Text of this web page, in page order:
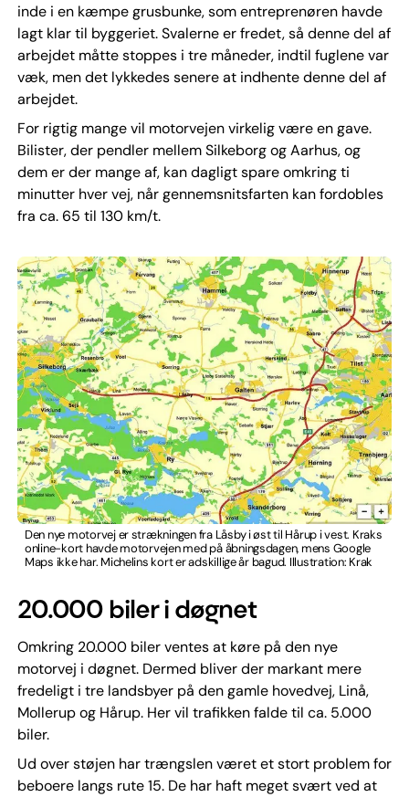
inde i en kæmpe grusbunke, som entreprenøren havde
lagt klar til byggeriet. Svalerne er fredet, så denne del af
arbejdet måtte stoppes i tre måneder, indtil fuglene var
væk, men det lykkedes senere at indhente denne del af
arbejdet.
For rigtig mange vil motorvejen virkelig være en gave.
Bilister, der pendler mellem Silkeborg og Aarhus, og
dem er der mange af, kan dagligt spare omkring ti
minutter hver vej, når gennemsnitsfarten kan fordobles
fra ca. 65 til 130 km/t.
Den nye motorvej er strækningen fra Låsby i øst til Hårup i vest. Kraks
online-kort havde motorvejen med på åbningsdagen, mens Google
Maps ikke har. Michelins kort er adskillige år bagud. Illustration: Krak
20.000 biler i døgnet
Omkring 20.000 biler ventes at køre på den nye
motorvej i døgnet. Dermed bliver der markant mere
fredeligt i tre landsbyer på den gamle hovedvej, Linå,
Mollerup og Hårup. Her vil trafikken falde til ca. 5.000
biler.
Ud over støjen har trængslen været et stort problem for
beboere langs rute 15. De har haft meget svært ved at